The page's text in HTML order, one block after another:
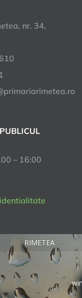
nr. 34,
– 16:00
RIMETEA